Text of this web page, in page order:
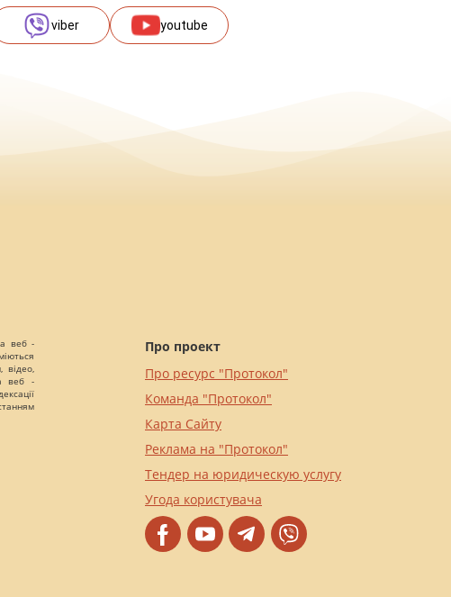
viber youtube
веб -
відео,
веб -
Про проект
Про ресурс "Протокол"
Команда "Протокол"
Карта Сайту
Реклама на "Протокол"
Тендер на юридическую услугу
Угода користувача